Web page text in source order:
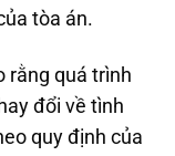
tòa án.
rằng quá trình
đổi về tình
quy định của